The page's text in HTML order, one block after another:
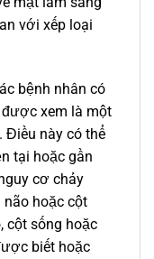
với xếp loại
bệnh nhân có
xem là một
Điều này có thể
tại hoặc gần
cơ chảy
hoặc cột
cột sống hoặc
biết hoặc